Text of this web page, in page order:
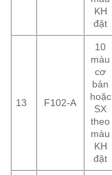
KH
đặt
13 F102-A
10
màu
cơ
bản
hoặc
SX
theo
màu
KH
đặt